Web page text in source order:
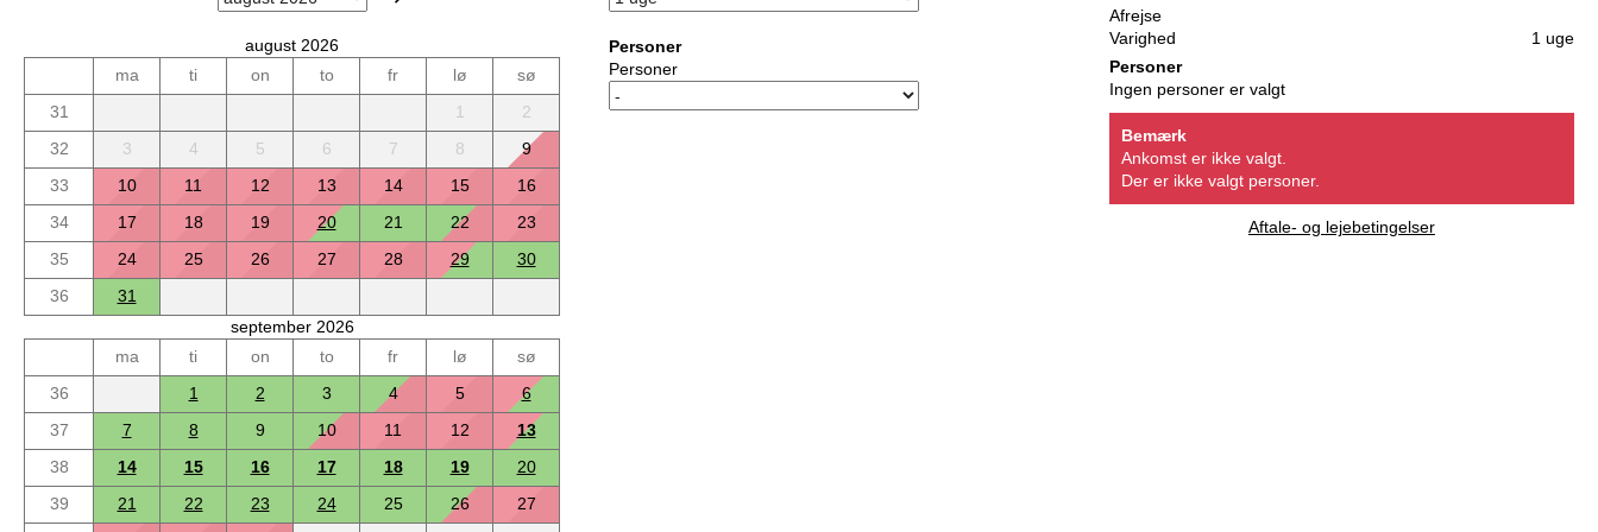
august 2026
ma
ti on to fr lø
sø
31
1
2
32
3 4 5 6 7 8
9
33
10 11 12 13 14 15
16
34
17 18 19 20 21 22
23
35
24 25 26 27 28 29
30
36
31
september 2026
ma
ti on to fr lø
sø
36
1 2 3 4 5
6
37
7 8 9 10 11 12
13
38
14 15 16 17 18 19
20
39
21 22 23 24 25 26
27
Personer
Personer
Afrejse
Varighed
1 uge
Personer
Ingen personer er valgt
Bemærk
Ankomst er ikke valgt.
Der er ikke valgt personer.
Aftale- og lejebetingelser